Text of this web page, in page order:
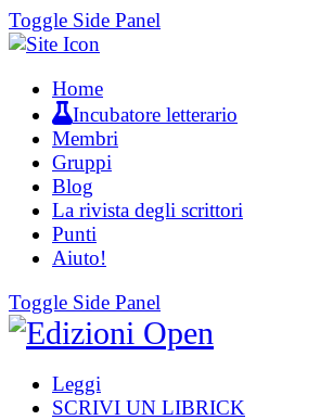
Toggle Side Panel
Home
Incubatore letterario
Membri
Gruppi
Blog
La rivista degli scrittori
Punti
Aiuto!
Toggle Side Panel
Leggi
SCRIVI UN LIBRICK